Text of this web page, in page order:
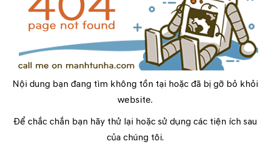
Nội dung bạn đang tìm không tồn tại hoặc đã bị gỡ bỏ khỏi
website.
Để chắc chắn bạn hãy thử lại hoặc sử dụng các tiện ích sau
của chúng tôi.